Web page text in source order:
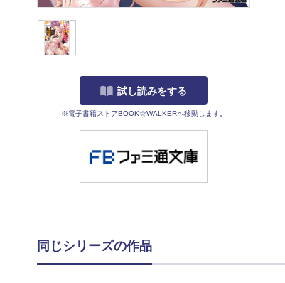
試し読みをする
※電子書籍ストアBOOK☆WALKERへ移動します。
同じシリーズの作品